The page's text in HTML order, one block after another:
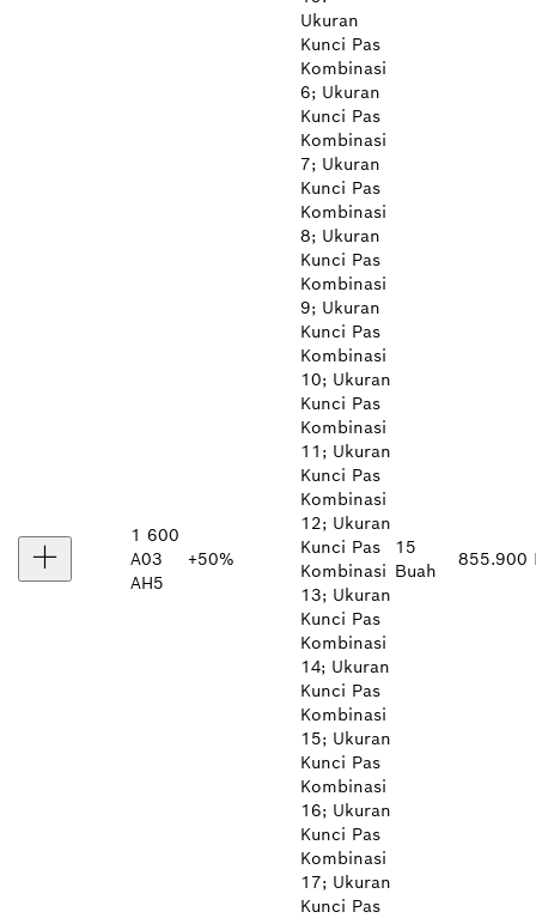
1 600
A03
AH5
+50%
Ukuran
Kunci Pas
Kombinasi
6; Ukuran
Kunci Pas
Kombinasi
7; Ukuran
Kunci Pas
Kombinasi
8; Ukuran
Kunci Pas
Kombinasi
9; Ukuran
Kunci Pas
Kombinasi
10; Ukuran
Kunci Pas
Kombinasi
11; Ukuran
Kunci Pas
Kombinasi
12; Ukuran
Kunci Pas
Kombinasi
13; Ukuran
Kunci Pas
Kombinasi
14; Ukuran
Kunci Pas
Kombinasi
15; Ukuran
Kunci Pas
Kombinasi
16; Ukuran
Kunci Pas
Kombinasi
17; Ukuran
Kunci Pas
15
Buah
855.900